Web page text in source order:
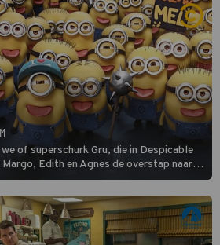
of superschurk Gru, die in Despicable
Margo, Edith en Agnes de overstap naar
op dat pad weet te blijven.